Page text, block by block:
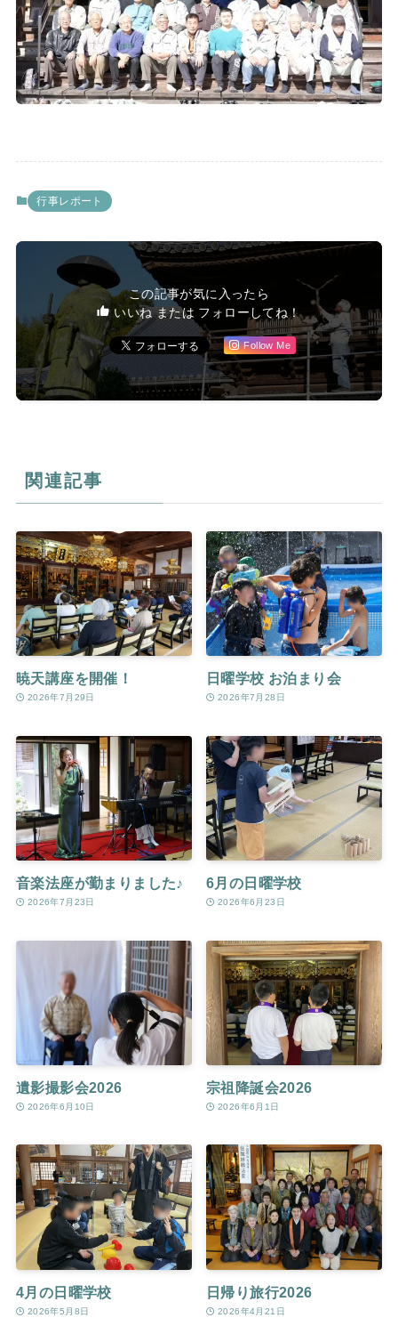
行事レポート
この記事が気に入ったら
いいね または フォローしてね！
Follow Me
関連記事
暁天講座を開催！
2026年7月29日
日曜学校 お泊まり会
2026年7月28日
音楽法座が勤まりました♪
2026年7月23日
6月の日曜学校
2026年6月23日
遺影撮影会2026
2026年6月10日
宗祖降誕会2026
2026年6月1日
4月の日曜学校
2026年5月8日
日帰り旅行2026
2026年4月21日